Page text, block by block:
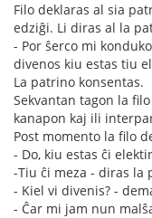
Filo deklaras al sia
edziĝi. Li diras al la
- Por ŝerco mi
divenos kiu estas tiu
La patrino konsentas.
Sekvantan tagon la
kanapon kaj ili
Post momento la filo
- Do, kiu estas ĉi
-Tiu ĉi meza - diras la
- Kiel vi divenis? -
- Ĉar mi jam nun